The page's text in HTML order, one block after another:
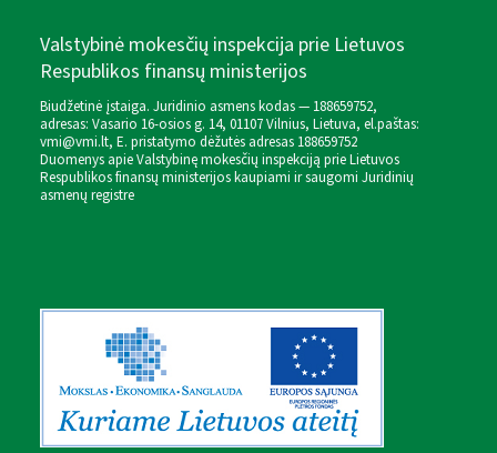
Valstybinė mokesčių inspekcija prie Lietuvos
Respublikos finansų ministerijos
Biudžetinė įstaiga. Juridinio asmens kodas — 188659752,
adresas: Vasario 16-osios g. 14, 01107 Vilnius, Lietuva, el.paštas:
vmi@vmi.lt, E. pristatymo dėžutės adresas 188659752
Duomenys apie Valstybinę mokesčių inspekciją prie Lietuvos
Respublikos finansų ministerijos kaupiami ir saugomi Juridinių
asmenų registre